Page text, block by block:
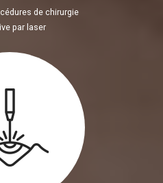
de chirurgie
par laser